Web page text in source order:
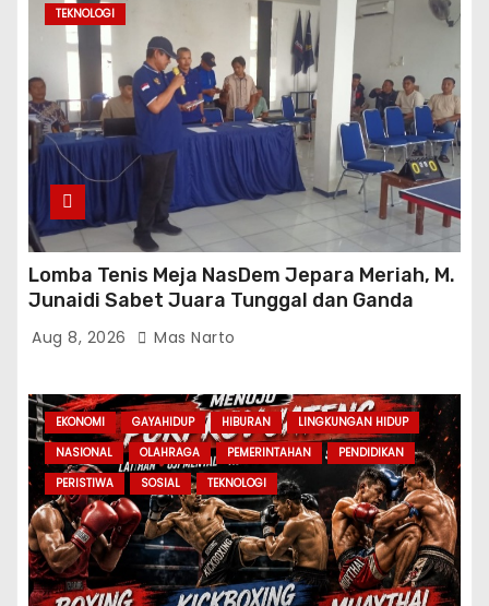
TEKNOLOGI
Lomba Tenis Meja NasDem Jepara Meriah, M.
Junaidi Sabet Juara Tunggal dan Ganda
Aug 8, 2026 Mas Narto
EKONOMI GAYAHIDUP HIBURAN
LINGKUNGAN HIDUP
NASIONAL
OLAHRAGA PEMERINTAHAN
PENDIDIKAN
PERISTIWA
SOSIAL TEKNOLOGI